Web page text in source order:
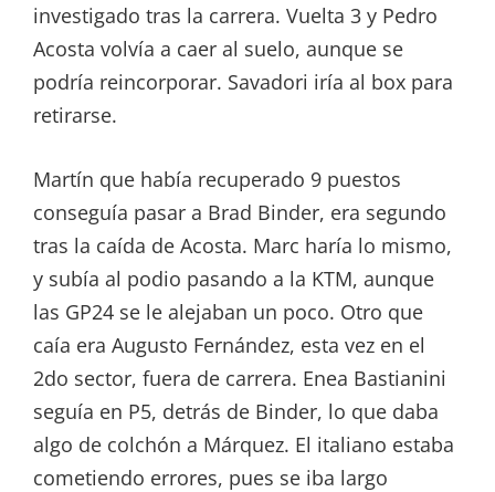
investigado tras la carrera. Vuelta 3 y Pedro
Acosta volvía a caer al suelo, aunque se
podría reincorporar. Savadori iría al box para
retirarse.
Martín que había recuperado 9 puestos
conseguía pasar a Brad Binder, era segundo
tras la caída de Acosta. Marc haría lo mismo,
y subía al podio pasando a la KTM, aunque
las GP24 se le alejaban un poco. Otro que
caía era Augusto Fernández, esta vez en el
2do sector, fuera de carrera. Enea Bastianini
seguía en P5, detrás de Binder, lo que daba
algo de colchón a Márquez. El italiano estaba
cometiendo errores, pues se iba largo